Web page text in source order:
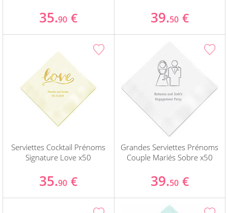
35.90 € 39.50 €
Serviettes Cocktail Prénoms
Signature Love x50
35.90 €
Grandes Serviettes Prénoms
Couple Mariés Sobre x50
39.50 €